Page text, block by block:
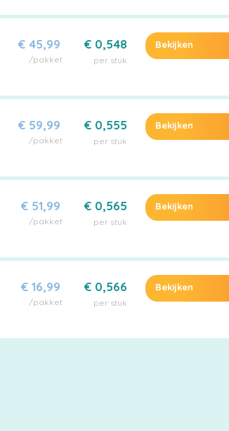
€ 45,99
/pakket
€ 0,548
per stuk
Bekijken
€ 59,99
/pakket
€ 0,555
per stuk
Bekijken
€ 51,99
/pakket
€ 0,565
per stuk
Bekijken
€ 16,99
/pakket
€ 0,566
per stuk
Bekijken